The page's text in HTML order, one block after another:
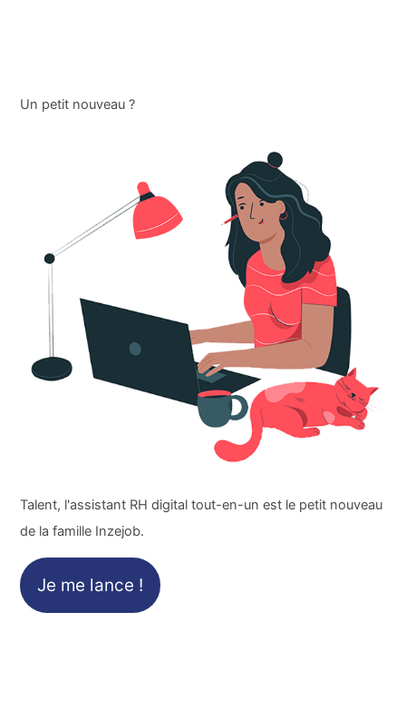
Un petit nouveau ?
Talent, l'assistant RH digital tout-en-un est le petit nouveau
de la famille Inzejob.
Je me lance !